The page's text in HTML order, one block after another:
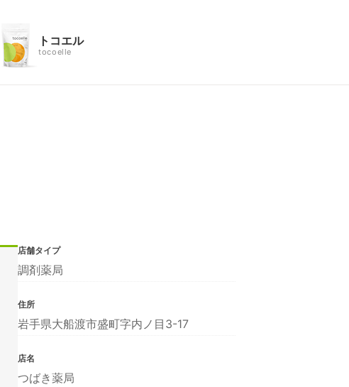
トコエル
tocoelle
店舗タイプ
調剤薬局
住所
岩手県大船渡市盛町字内ノ目3-17
店名
つばき薬局